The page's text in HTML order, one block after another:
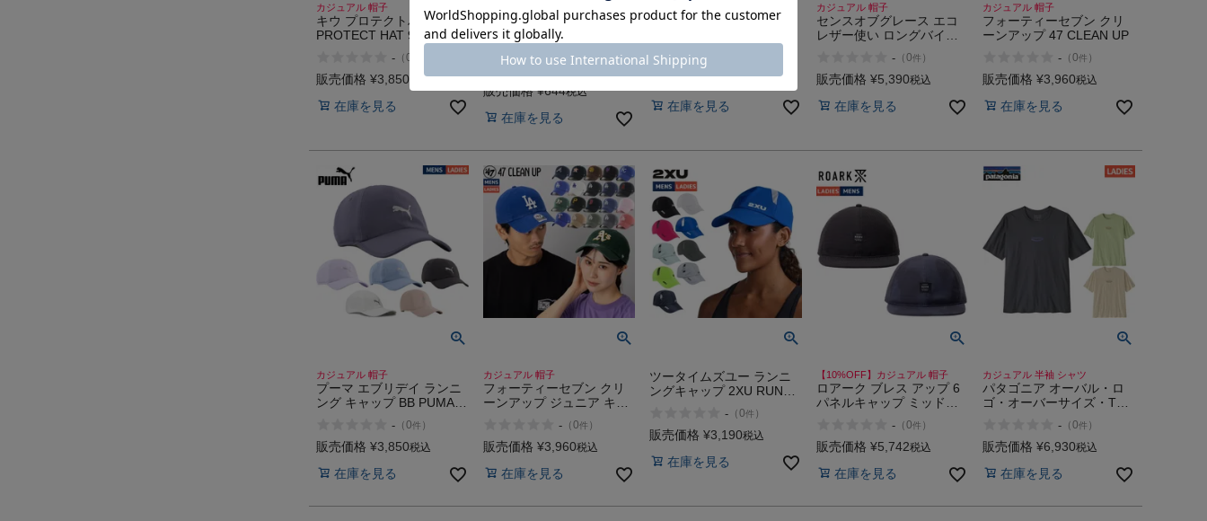
カジュアル 帽子
キウ プロテクトハット Kiu
PROTECT HAT 900 906
- （0
販売価格 ¥3,850 税込
在庫を見る
プ 帽子
スワンズ メッシュキャッ
プ SWANS Mesh Cap
-
販売価格 ¥644税込
在庫を見る
フォーティーセブン クリ
販売価格 ¥3,960税込
在庫を見る
カジュアル 帽子
センスオブグレース エコ
レザー使い ロングバイザ
ウトドア キャップ 帽子 紫
外線カット UVカット
-（0件 ）
販売価格 ¥5,390税込
在庫を見る
カジュアル 帽子
フォーティーセブン クリ
ーンアップ 47 CLEAN UP
- （0件 ）
販売価格 ¥3,960税込
在庫を見る
カジュアル 帽子
プーマ エブリデイ ランニ
ング キャップ BB PUMA
- （0件 ）
販売価格 ¥3,850税込
在庫を見る
カジュアル 帽子
フォーティーセブン クリ
ーンアップ ジュニア キャ
プ おしゃれ 人気 日除け
紫外線対策 UVケア 日焼け
UP MLB
-（0件 ）
販売価格 ¥3,960税込
在庫を見る
ツータイムズユー ランニ
ングキャップ 2XU RUN
- （0件 ）
販売価格 ¥3,190税込
在庫を見る
【10%OFF】カジュアル 帽子
ロアーク ブレス アップ 6
パネルキャップ ミッド
6PANEL CAP MID BLK
SLO
-（0件 ）
販売価格 ¥5,742税込
在庫を見る
カジュアル 半袖 シャツ
パタゴニア オーバル・ロ
ゴ・オーバーサイズ・Tシ
Logo Oversized T-Shirt
- （0件 ）
販売価格 ¥6,930税込
在庫を見る